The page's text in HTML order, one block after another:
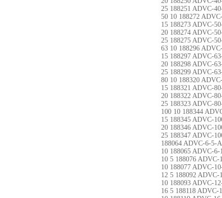
25 188251 ADVC-
50 10 188272
15 188273 ADVC-
20 188274 ADVC-
25 188275 ADVC-
63 10 188296
15 188297 ADVC-
20 188298 ADVC-
25 188299 ADVC-
80 10 188320
15 188321 ADVC-
20 188322 ADVC-
25 188323 ADVC-
100 10 188344
15 188345 ADVC-
20 188346 ADVC-
25 188347 ADVC-
188064 ADVC-6-5-
10 188065 ADVC-
10 5 188076
10 188077 ADVC-
12 5 188092
10 188093 ADVC-
16 5 188118